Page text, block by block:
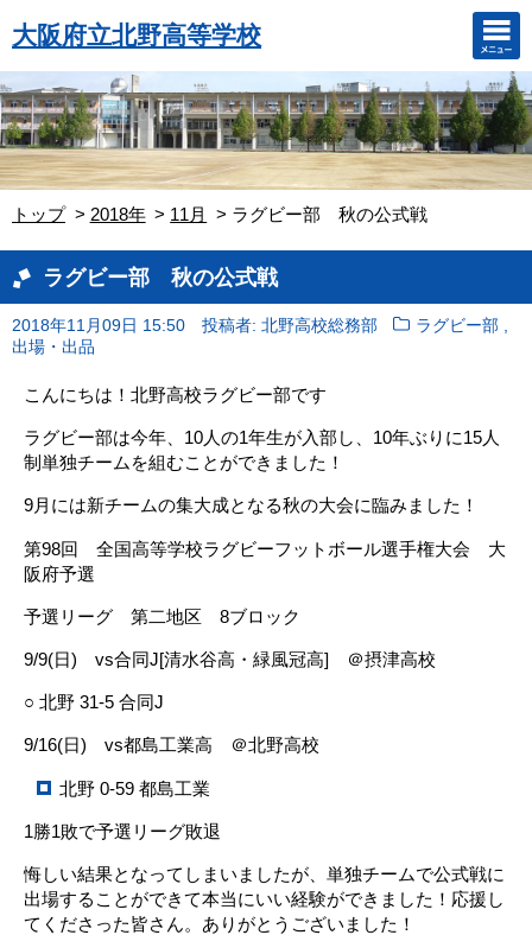
大阪府立北野高等学校
トップ 2018年 11月 ラグビー部 秋の公式戦
ラグビー部 秋の公式戦
2018年11月09日 15:50 投稿者: 北野高校総務部 ラグビー部
出場・出品
こんにちは！北野高校ラグビー部です
ラグビー部は今年、10人の1年生が入部し、10年ぶりに15人
制単独チームを組むことができました！
9月には新チームの集大成となる秋の大会に臨みました！
第98回 全国高等学校ラグビーフットボール選手権大会 大
阪府予選
予選リーグ 第二地区 8ブロック
9/9(日) vs合同J[清水谷高・緑風冠高] ＠摂津高校
○ 北野 31-5 合同J
9/16(日) vs都島工業高 ＠北野高校
北野 0-59 都島工業
1勝1敗で予選リーグ敗退
悔しい結果となってしまいましたが、単独チームで公式戦に
出場することができて本当にいい経験ができました！応援し
てくださった皆さん。ありがとうございました！